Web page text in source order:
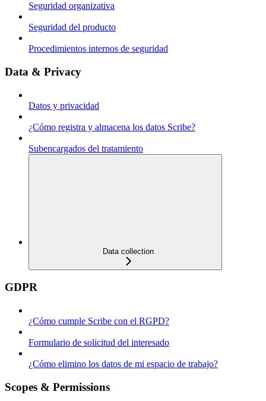
Seguridad organizativa
Seguridad del producto
Procedimientos internos de seguridad
Data & Privacy
Datos y privacidad
¿Cómo registra y almacena los datos Scribe?
Subencargados del tratamiento
Data collection
GDPR
¿Cómo cumple Scribe con el RGPD?
Formulario de solicitud del interesado
¿Cómo elimino los datos de mi espacio de trabajo?
Scopes & Permissions